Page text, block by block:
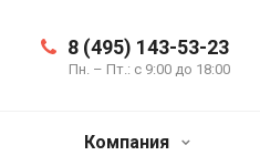
8 (495) 143-53-23
Пн. – Пт.: с 9:00 до 18:00
Компания